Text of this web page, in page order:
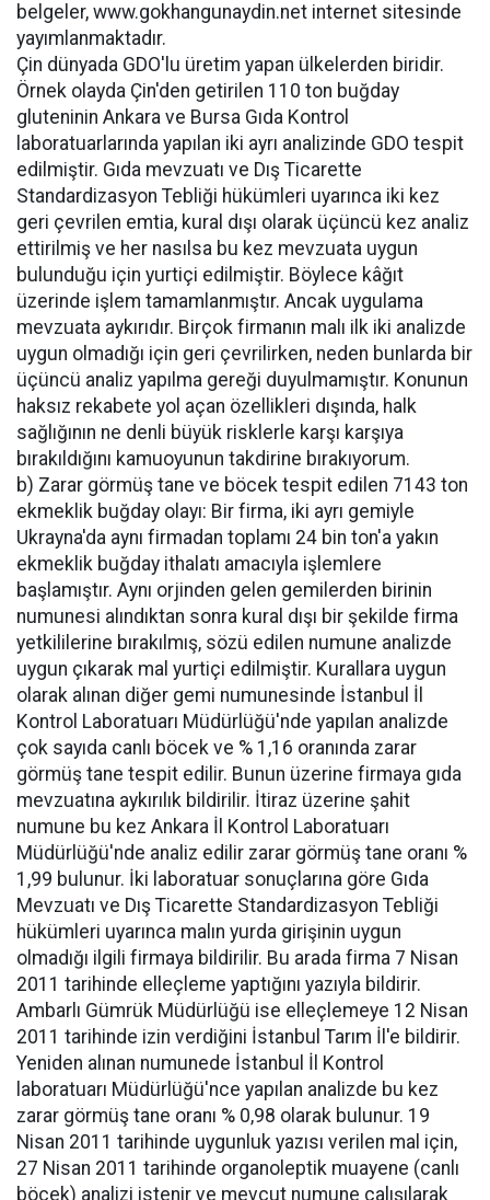
belgeler, www.gokhangunaydin.net internet sitesinde
yayımlanmaktadır.
Çin dünyada GDO'lu üretim yapan ülkelerden biridir.
Örnek olayda Çin'den getirilen 110 ton buğday
gluteninin Ankara ve Bursa Gıda Kontrol
laboratuarlarında yapılan iki ayrı analizinde GDO tespit
edilmiştir. Gıda mevzuatı ve Dış Ticarette
Standardizasyon Tebliği hükümleri uyarınca iki kez
geri çevrilen emtia, kural dışı olarak üçüncü kez analiz
ettirilmiş ve her nasılsa bu kez mevzuata uygun
bulunduğu için yurtiçi edilmiştir. Böylece kâğıt
üzerinde işlem tamamlanmıştır. Ancak uygulama
mevzuata aykırıdır. Birçok firmanın malı ilk iki analizde
uygun olmadığı için geri çevrilirken, neden bunlarda bir
üçüncü analiz yapılma gereği duyulmamıştır. Konunun
haksız rekabete yol açan özellikleri dışında, halk
sağlığının ne denli büyük risklerle karşı karşıya
bırakıldığını kamuoyunun takdirine bırakıyorum.
b) Zarar görmüş tane ve böcek tespit edilen 7143 ton
ekmeklik buğday olayı: Bir firma, iki ayrı gemiyle
Ukrayna'da aynı firmadan toplamı 24 bin ton'a yakın
ekmeklik buğday ithalatı amacıyla işlemlere
başlamıştır. Aynı orjinden gelen gemilerden birinin
numunesi alındıktan sonra kural dışı bir şekilde firma
yetkililerine bırakılmış, sözü edilen numune analizde
uygun çıkarak mal yurtiçi edilmiştir. Kurallara uygun
olarak alınan diğer gemi numunesinde İstanbul İl
Kontrol Laboratuarı Müdürlüğü'nde yapılan analizde
çok sayıda canlı böcek ve % 1,16 oranında zarar
görmüş tane tespit edilir. Bunun üzerine firmaya gıda
mevzuatına aykırılık bildirilir. İtiraz üzerine şahit
numune bu kez Ankara İl Kontrol Laboratuarı
Müdürlüğü'nde analiz edilir zarar görmüş tane oranı %
1,99 bulunur. İki laboratuar sonuçlarına göre Gıda
Mevzuatı ve Dış Ticarette Standardizasyon Tebliği
hükümleri uyarınca malın yurda girişinin uygun
olmadığı ilgili firmaya bildirilir. Bu arada firma 7 Nisan
2011 tarihinde elleçleme yaptığını yazıyla bildirir.
Ambarlı Gümrük Müdürlüğü ise elleçlemeye 12 Nisan
2011 tarihinde izin verdiğini İstanbul Tarım İl'e bildirir.
Yeniden alınan numunede İstanbul İl Kontrol
laboratuarı Müdürlüğü'nce yapılan analizde bu kez
zarar görmüş tane oranı % 0,98 olarak bulunur. 19
Nisan 2011 tarihinde uygunluk yazısı verilen mal için,
27 Nisan 2011 tarihinde organoleptik muayene (canlı
böcek) analizi istenir ve mevcut numune çalışılarak